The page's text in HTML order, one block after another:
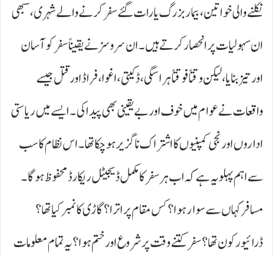
نکلنے والی خواتین، بیمار بزرگ یا رات گئے سفر کرنے والے شہری، سبھی
ان سہولیات پر انحصار کرتے ہیں۔ ان سروسز نے یقیناً سفر کو آسان
اور تیز بنایا، لیکن وقتاً فوقتاً ہراسگی، ڈکیتی، اغوا، فراڈ اور قتل جیسے
واقعات نے عوام میں خوف اور بے یقینی بھی پیدا کی۔ ایسے میں ریاستی
اداروں اور نجی کمپنیوں کا اشتراک ناگزیر ہو چکا تھا۔اس نظام کا سب
سے اہم پہلو یہ ہے کہ اب ہر سفر کا مکمل ڈیجیٹل ریکارڈ محفوظ ہوگا۔
مسافر کہاں سے سوار ہوا؟ کس مقام پر اترا؟ گاڑی کا نمبر کیا تھا؟
ڈرائیور کون تھا؟ سفر کتنے وقت پر شروع اور ختم ہوا؟ یہ تمام معلومات